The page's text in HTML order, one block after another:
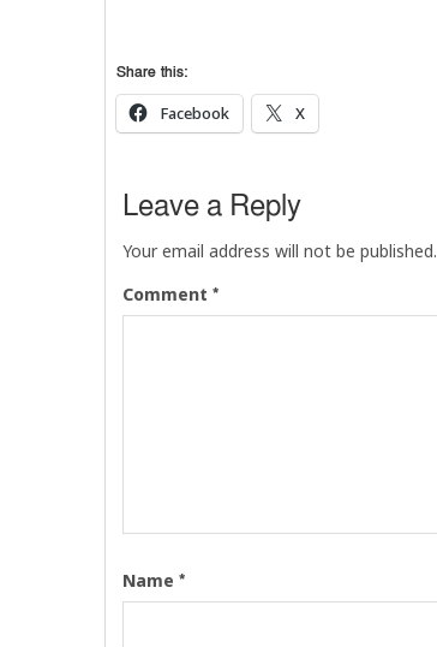
Share this:
Facebook X
Leave a Reply
Your email address will not be published.
Comment *
Name *